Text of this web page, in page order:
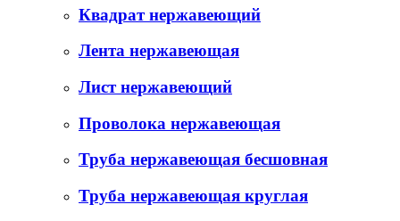
Квадрат нержавеющий
Лента нержавеющая
Лист нержавеющий
Проволока нержавеющая
Труба нержавеющая бесшовная
Труба нержавеющая круглая